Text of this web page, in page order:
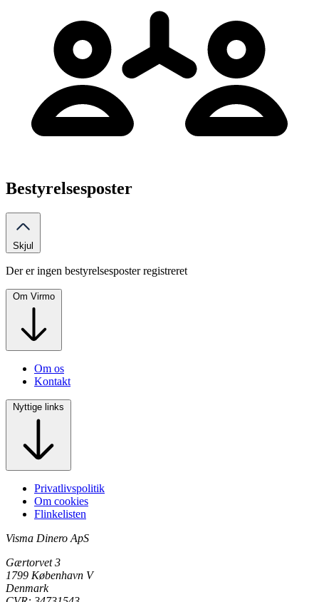
Bestyrelsesposter
Skjul
Der er ingen bestyrelsesposter registreret
Om Virmo
Om os
Kontakt
Nyttige links
Privatlivspolitik
Om cookies
Flinkelisten
Visma Dinero ApS
Gærtorvet 3
1799 København V
Denmark